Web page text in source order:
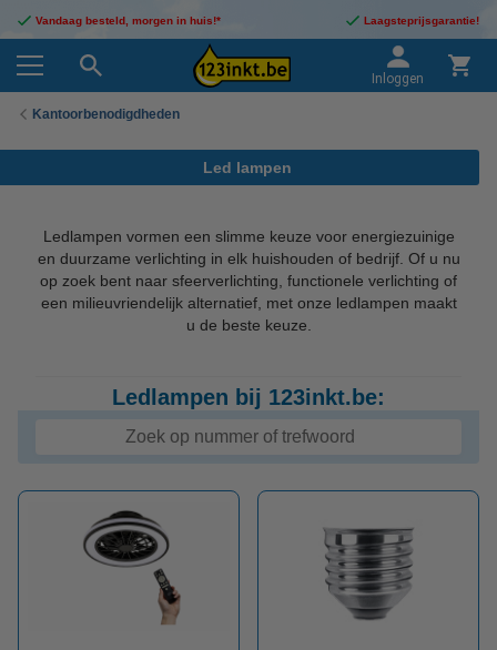
Vandaag besteld, morgen in huis!* Laagsteprijsgarantie!
Inloggen
Kantoorbenodigdheden
Led lampen
Ledlampen vormen een slimme keuze voor energiezuinige
en duurzame verlichting in elk huishouden of bedrijf. Of u nu
op zoek bent naar sfeerverlichting, functionele verlichting of
een milieuvriendelijk alternatief, met onze ledlampen maakt
u de beste keuze.
Ledlampen bij 123inkt.be: